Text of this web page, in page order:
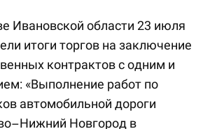
Ивановской области 23 июля
итоги торгов на заключение
контрактов с одним и
«Выполнение работ по
автомобильной дороги
Новгород в